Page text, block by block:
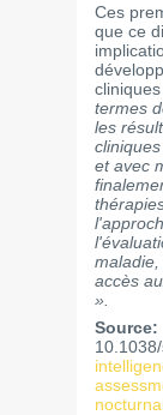
Ces
que ce
termes
les
et avec
maladie,
accès
».
Source: